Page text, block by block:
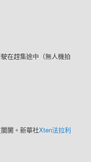
在趕集途中（無人機拍
闠。新華社Xten法拉利